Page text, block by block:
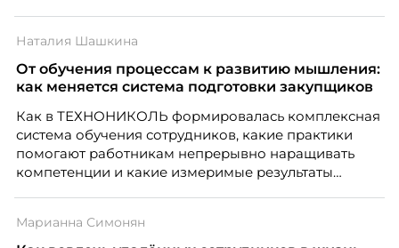
адаптация во многом происходит сама собой, то на
расстоянии она требует осознанного
проектирования — иначе компания рискует
Наталия Шашкина
От обучения процессам к развитию мышления:
как меняется система подготовки закупщиков
Как в ТЕХНОНИКОЛЬ формировалась комплексная
система обучения сотрудников, какие практики
помогают работникам непрерывно наращивать
компетенции и какие измеримые результаты
закупкам направления «Минеральная изоляция»
Марианна Симонян